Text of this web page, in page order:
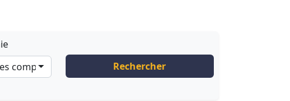
compagnies
Rechercher